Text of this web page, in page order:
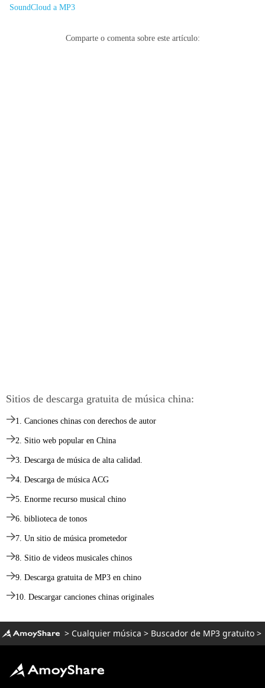
SoundCloud a MP3
Comparte o comenta sobre este artículo:
Sitios de descarga gratuita de música china:
1. Canciones chinas con derechos de autor
2. Sitio web popular en China
3. Descarga de música de alta calidad.
4. Descarga de música ACG
5. Enorme recurso musical chino
6. biblioteca de tonos
7. Un sitio de música prometedor
8. Sitio de videos musicales chinos
9. Descarga gratuita de MP3 en chino
10. Descargar canciones chinas originales
> Cualquier música > Buscador de MP3 gratuito>